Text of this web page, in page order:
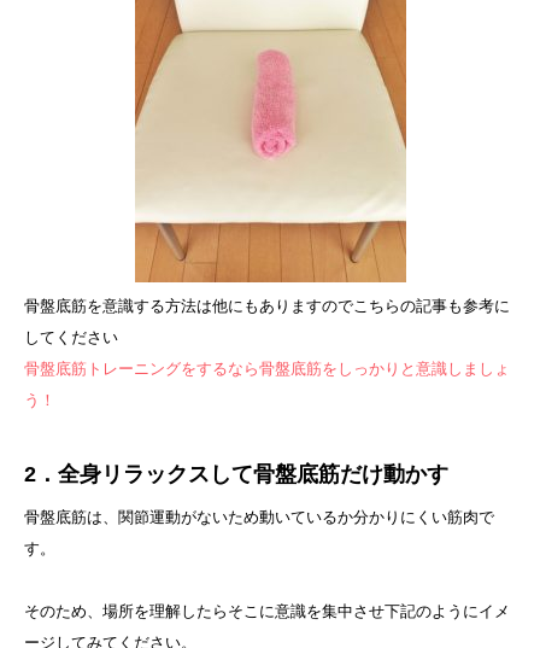
骨盤底筋を意識する方法は他にもありますのでこちらの記事も参考に
してください
骨盤底筋トレーニングをするなら骨盤底筋をしっかりと意識しましょ
う！
2．全身リラックスして骨盤底筋だけ動かす
骨盤底筋は、関節運動がないため動いているか分かりにくい筋肉で
す。
そのため、場所を理解したらそこに意識を集中させ下記のようにイメ
ージしてみてください。